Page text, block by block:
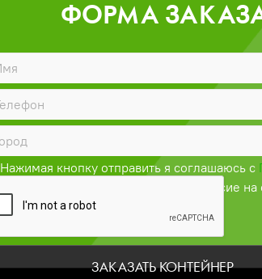
ФОРМА
Нажимая кнопку отправить я соглашаюсь с
и даю своё согласие на
персональных данных
ЗАКАЗАТЬ КОНТЕЙНЕР